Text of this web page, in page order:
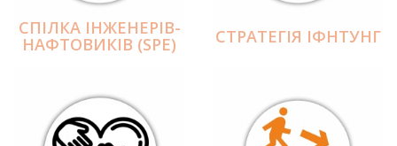
СПІЛКА ІНЖЕНЕРІВ-
НАФТОВИКІВ (SPE) СТРАТЕГІЯ ІФНТУНГ